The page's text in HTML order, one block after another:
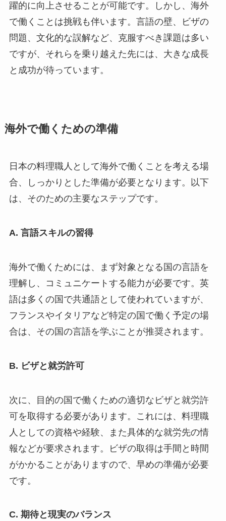
躍的に向上させることが可能です。しかし、海外
で働くことは挑戦も伴います。言語の壁、ビザの
問題、文化的な誤解など、克服すべき課題は多い
ですが、それらを乗り越えた先には、大きな成長
と成功が待っています。
海外で働くための準備
日本の料理職人として海外で働くことを考える場
合、しっかりとした準備が必要となります。以下
は、そのための主要なステップです。
A. 言語スキルの習得
海外で働くためには、まず対象となる国の言語を
理解し、コミュニケートする能力が必要です。英
語は多くの国で共通語として使われていますが、
フランスやイタリアなど特定の国で働く予定の場
合は、その国の言語を学ぶことが推奨されます。
B. ビザと就労許可
次に、目的の国で働くための適切なビザと就労許
可を取得する必要があります。これには、料理職
人としての資格や経験、また具体的な就労先の情
報などが要求されます。ビザの取得は手間と時間
がかかることがありますので、早めの準備が必要
です。
C. 期待と現実のバランス